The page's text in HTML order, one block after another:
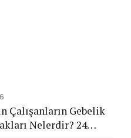
Çalışanların Gebelik
Nelerdir? 24